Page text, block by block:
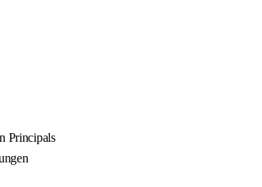
Principals